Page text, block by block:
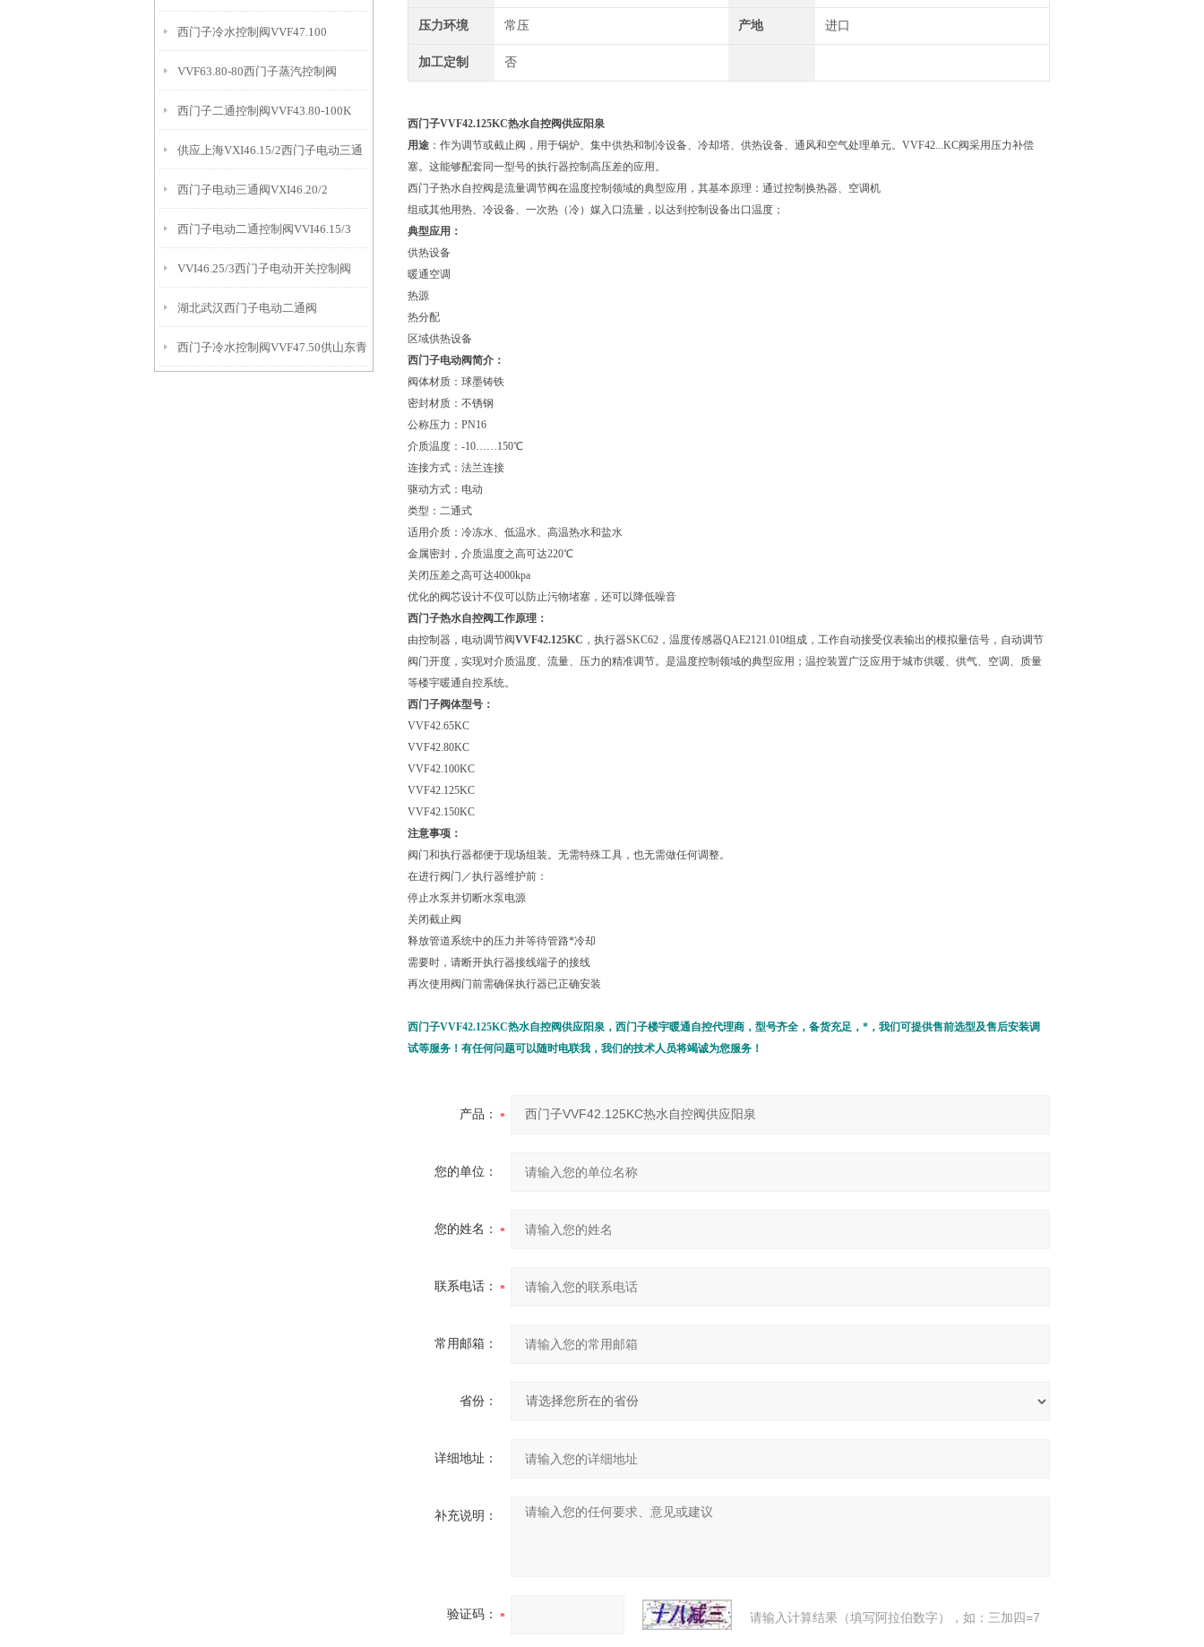
西门子冷水控制阀VVF47.100
VVF63.80-80西门子蒸汽控制阀
西门子二通控制阀VVF43.80-100K
供应上海VXI46.15/2西门子电动三通
阀
西门子电动三通阀VXI46.20/2
西门子电动二通控制阀VVI46.15/3
VVI46.25/3西门子电动开关控制阀
湖北武汉西门子电动二通阀
VVI46.20/3
西门子冷水控制阀VVF47.50供山东青
压力环境 常压 产地 进口
加工定制 否
西门子VVF42.125KC热水自控阀供应阳泉
用途 ：作为调节或截止阀，用于锅炉、集中供热和制冷设备、冷却塔、供热设备、通风和空气处理单元。VVF42...KC阀采用压力补偿
塞。这能够配套同一型号的执行器控制高压差的应用。
西门子热水自控阀是流量调节阀在温度控制领域的典型应用，其基本原理：通过控制换热器、空调机
组或其他用热、冷设备、一次热（冷）媒入口流量，以达到控制设备出口温度；
典型应用：
供热设备
暖通空调
热源
热分配
区域供热设备
西门子电动阀简介：
阀体材质：球墨铸铁
密封材质：不锈钢
公称压力：PN16
介质温度：-10……150℃
连接方式：法兰连接
驱动方式：电动
类型：二通式
适用介质：冷冻水、低温水、高温热水和盐水
金属密封，介质温度之高可达220℃
关闭压差之高可达4000kpa
优化的阀芯设计不仅可以防止污物堵塞，还可以降低噪音
西门子热水自控阀工作原理：
由控制器，电动调节阀VVF42.125KC ，执行器SKC62，温度传感器QAE2121.010组成，工作自动接受仪表输出的模拟量信号，自动调节
阀门开度，实现对介质温度、流量、压力的精准调节。是温度控制领域的典型应用；温控装置广泛应用于城市供暖、供气、空调、质量
等楼宇暖通自控系统。
西门子阀体型号：
VVF42.65KC
VVF42.80KC
VVF42.100KC
VVF42.125KC
VVF42.150KC
注意事项​：
阀门和执行器都便于现场组装。无需特殊工具，也无需做任何调整。
在进行阀门／执行器维护前：
停止水泵并切断水泵电源
关闭截止阀
释放管道系统中的压力并等待管路*冷却
需要时，请断开执行器接线端子的接线
再次使用阀门前需确保执行器已正确安装
西门子VVF42.125KC热水自控阀供应阳泉 ，西门子楼宇暖通自控代理商，型号齐全，备货充足，*，我们可提供售前选型及售后安装调
试等服务！有任何问题可以随时电联我，我们的技术人员将竭诚为您服务！
产品：
您的单位：
您的姓名：
联系电话：
常用邮箱：
省份：
详细地址：
补充说明：
验证码： 请输入计算结果（填写阿拉伯数字），如：三加四=7